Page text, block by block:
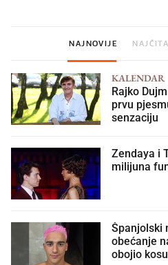
NAJNOVIJE
KALENDAR
Rajko
prvu
senzaciju
Zendaya i
milijuna
Španjolski
obećanje
obojio kosu